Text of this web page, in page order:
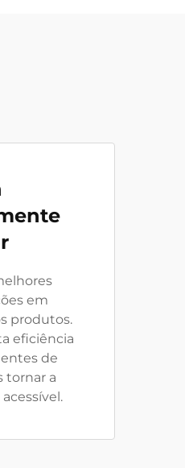
em
produtos.
eficiência
de
tornar a